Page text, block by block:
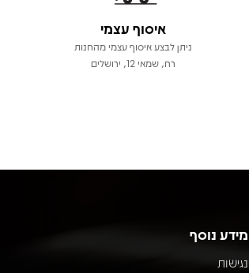
איסוף עצמי
ניתן לבצע איסוף עצמי מהחנות
רח, שמאי 12, ירושלים
מידע נוסף
נגישות